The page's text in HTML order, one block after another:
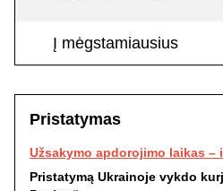
Į mėgstamiausius
Pristatymas
Užsakymo apdorojimo laikas –
Pristatymą Ukrainoje vykdo